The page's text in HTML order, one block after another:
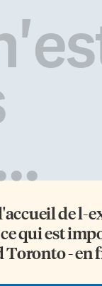
del-
qui est
Toronto - en